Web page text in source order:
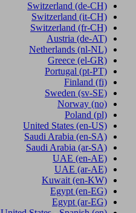
Switzerland (de-CH)
Switzerland (it-CH)
Switzerland (fr-CH)
Austria (de-AT)
Netherlands (nl-NL)
Greece (el-GR)
Portugal (pt-PT)
Finland (fi)
Sweden (sv-SE)
Norway (no)
Poland (pl)
United States (en-US)
Saudi Arabia (en-SA)
Saudi Arabia (ar-SA)
UAE (en-AE)
UAE (ar-AE)
Kuwait (en-KW)
Egypt (en-EG)
Egypt (ar-EG)